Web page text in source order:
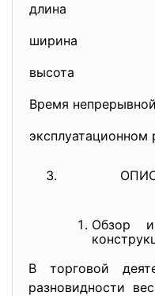
Время
Обзор
В торговой
разновидности